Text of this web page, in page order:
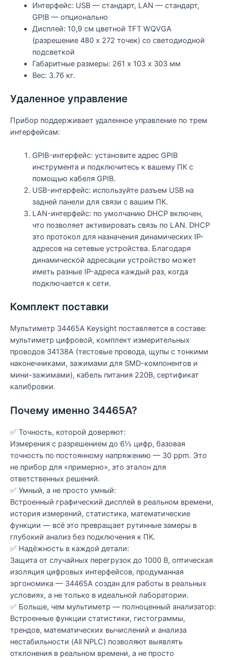
Интерфейс: USB — стандарт, LAN — стандарт,
GPIB — опционально
Дисплей: 10,9 см цветной TFT WQVGA
(разрешение 480 x 272 точек) со светодиодной
подсветкой
Габаритные размеры: 261 х 103 х 303 мм
Вес: 3.76 кг.
Удаленное управление
Прибор поддерживает удаленное управление по трем
интерфейсам:
GPIB-интерфейс: установите адрес GPIB
инструмента и подключитесь к вашему ПК с
помощью кабеля GPIB.
USB-интерфейс: используйте разъем USB на
задней панели для связи с вашим ПК.
LAN-интерфейс: по умолчанию DHCP включен,
что позволяет активировать связь по LAN. DHCP
это протокол для назначения динамических IP-
адресов на сетевые устройства. Благодаря
динамической адресации устройство может
иметь разные IP-адреса каждый раз, когда
подключается к сети.
Комплект поставки
Мультиметр 34465А Keysight поставляется в составе:
мультиметр цифровой, комплект измерительных
проводов 34138A (тестовые провода, щупы с тонкими
наконечниками, зажимами для SMD-компонентов и
мини-зажимами), кабель питания 220В, сертификат
калибровки.
Почему именно 34465A?
✅ Точность, которой доверяют:
Измерения с разрешением до 6½ цифр, базовая
точность по постоянному напряжению — 30 ppm. Это
не прибор для «примерно», это эталон для
ответственных решений.
✅ Умный, а не просто умный:
Встроенный графический дисплей в реальном времени,
история измерений, статистика, математические
функции — всё это превращает рутинные замеры в
глубокий анализ без подключения к ПК.
✅ Надёжность в каждой детали:
Защита от случайных перегрузок до 1000 В, оптическая
изоляция цифровых интерфейсов, продуманная
эргономика — 34465A создан для работы в реальных
условиях, а не только в идеальной лаборатории.
✅ Больше, чем мультиметр — полноценный анализатор:
Встроенные функции статистики, гистограммы,
трендов, математических вычислений и анализа
нестабильности (All NPLC) позволяют выявлять
отклонения в реальном времени, а не просто